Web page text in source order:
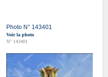
Photo N° 143401
Voir la photo
N° 143401